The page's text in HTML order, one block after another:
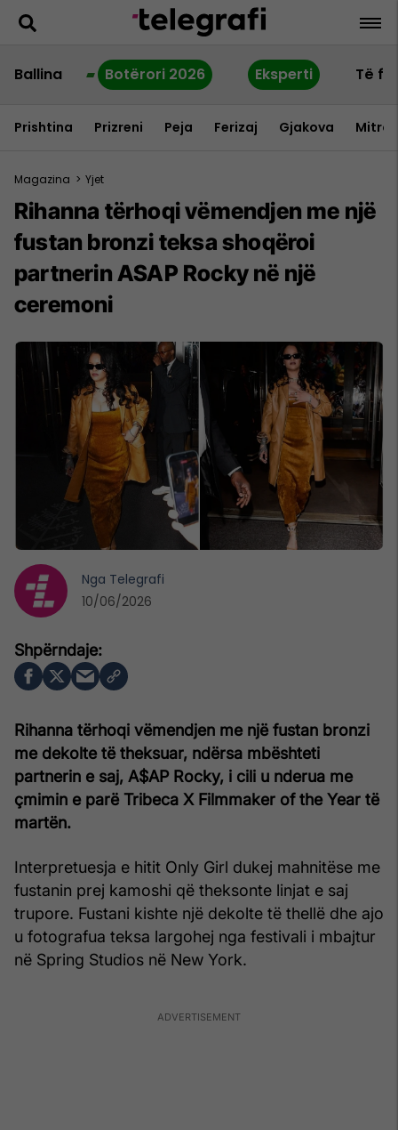
Ballina Botërori 2026 Eksperti Të
Prishtina Prizreni Peja Ferizaj Gjakova
Magazina > Yjet
Rihanna tërhoqi vëmendjen me një
fustan bronzi teksa shoqëroi
partnerin ASAP Rocky në një
ceremoni
Rihanna tërhoqi vëmendjen me një fustan bronzi
me dekolte të theksuar, ndërsa mbështeti
partnerin e saj, A$AP Rocky, i cili u nderua me
çmimin e parë Tribeca X Filmmaker of the Year të
martën.
Interpretuesja e hitit Only Girl dukej mahnitëse me
fustanin prej kamoshi që theksonte linjat e saj
trupore. Fustani kishte një dekolte të thellë dhe ajo
u fotografua teksa largohej nga festivali i mbajtur
në Spring Studios në New York.
Nga Telegrafi
10/06/2026